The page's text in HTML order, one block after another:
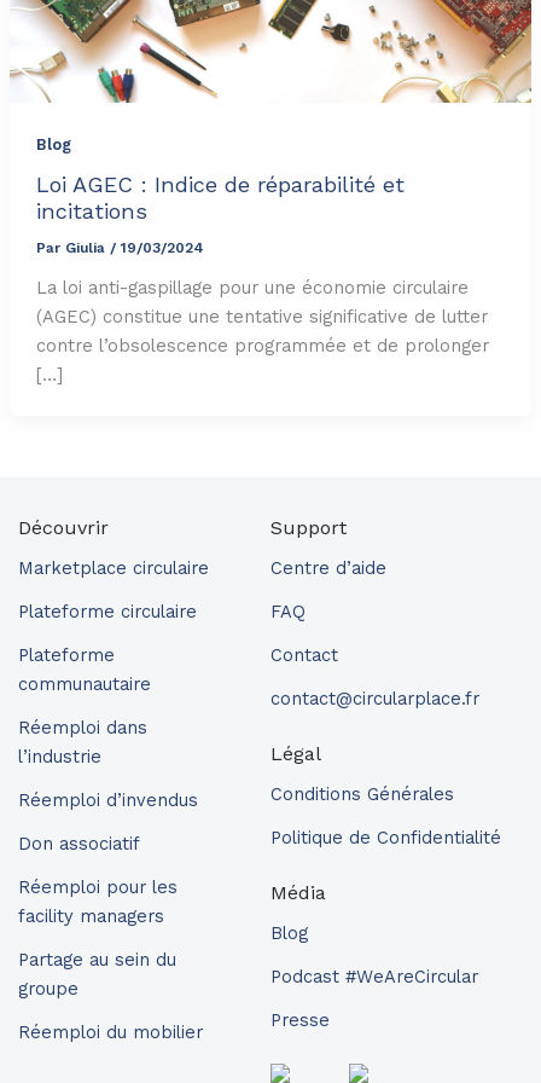
Blog
Loi AGEC : Indice de réparabilité et
incitations
Par Giulia / 19/03/2024
La loi anti-gaspillage pour une économie circulaire
(AGEC) constitue une tentative significative de lutter
contre l’obsolescence programmée et de prolonger
[…]
Découvrir
Marketplace circulaire
Plateforme circulaire
Plateforme
communautaire
Réemploi dans
l’industrie
Réemploi d’invendus
Don associatif
Réemploi pour les
facility managers
Partage au sein du
groupe
Réemploi du mobilier
Support
Centre d’aide
FAQ
Contact
contact@circularplace.fr
Légal
Conditions Générales
Politique de Confidentialité
Média
Blog
Podcast #WeAreCircular
Presse